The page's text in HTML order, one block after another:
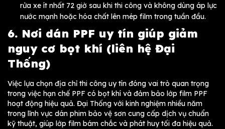
rửa xe ít nhất 72 giờ sau khi thi công và không dùng áp lực
nước mạnh hoặc hóa chất lên mép film trong tuần đầu.
6. Nơi dán PPF uy tín giúp giảm
nguy cơ bọt khí (liên hệ Đại
Thống)
Việc lựa chọn địa chỉ thi công uy tín đóng vai trò quan trọng
trong việc hạn chế PPF có bọt khí và đảm bảo lớp film PPF
hoạt động hiệu quả. Đại Thống với kinh nghiệm nhiều năm
trong lĩnh vực dán phim bảo vệ sơn cung cấp dịch vụ chuẩn
kỹ thuật, giúp lớp film bám chắc và phát huy tối đa hiệu quả.